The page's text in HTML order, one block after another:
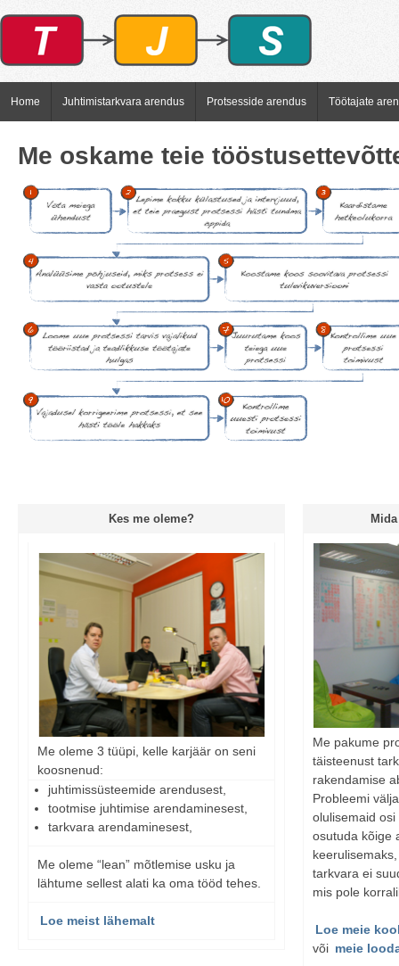
Home Juhtimistarkvara arendus Protsesside arendus Töötajate
Me oskame teie
Kes me oleme?
Me oleme 3 tüüpi, kelle karjäär on seni
koosnenud:
juhtimissüsteemide arendusest,
tootmise juhtimise arendaminesest,
tarkvara arendaminesest,
Me oleme “lean” mõtlemise usku ja
lähtume sellest alati ka oma tööd tehes.
Loe meist lähemalt
Me pakume
täisteenust
rakendamise
Probleemi
olulisemaid
osutuda kõige
tarkvara ei
mis pole
Loe meie
või meie